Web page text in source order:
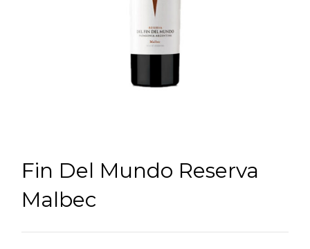
Fin Del Mundo Reserva
Malbec